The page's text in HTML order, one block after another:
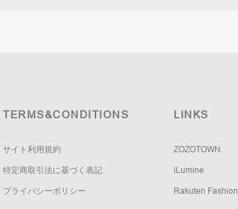
TERMS&CONDITIONS
サイト利用規約
特定商取引法に基づく表記
プライバシーポリシー
LINKS
ZOZOTOWN
iLumine
Rakuten Fashion